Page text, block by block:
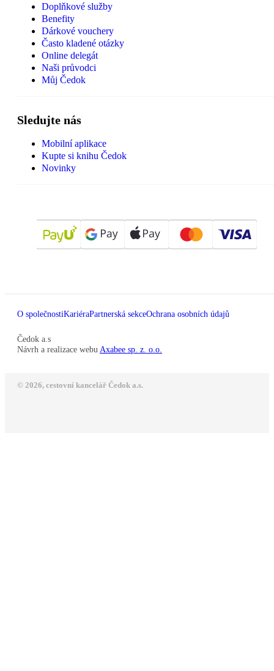
Doplňkové služby
Benefity
Dárkové vouchery
Často kladené otázky
Online delegát
Naši průvodci
Můj Čedok
Sledujte nás
Mobilní aplikace
Kupte si knihu Čedok
Novinky
O společnostiKariéraPartnerská sekceOchrana osobních údajů
Čedok a.s
Návrh a realizace webu Axabee sp. z. o.o.
© 2026, cestovní kancelář Čedok a.s.